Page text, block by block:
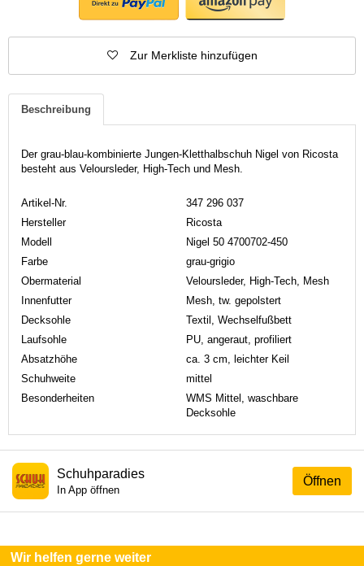
Zur Merkliste hinzufügen
Beschreibung
Der grau-blau-kombinierte Jungen-Kletthalbschuh Nigel von Ricosta
besteht aus Veloursleder, High-Tech und Mesh.
Artikel-Nr.
347 296 037
Hersteller
Ricosta
Modell
Nigel 50 4700702-450
Farbe
grau-grigio
Obermaterial
Veloursleder, High-Tech, Mesh
Innenfutter
Mesh, tw. gepolstert
Decksohle
Textil, Wechselfußbett
Laufsohle
PU, angeraut, profiliert
Absatzhöhe
ca. 3 cm, leichter Keil
Schuhweite
mittel
Besonderheiten
WMS Mittel, waschbare
Decksohle
Öffnen
Schuhparadies
In App öffnen
Wir helfen gerne weiter